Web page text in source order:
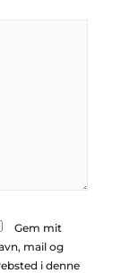
Gem mit
mail og
i denne